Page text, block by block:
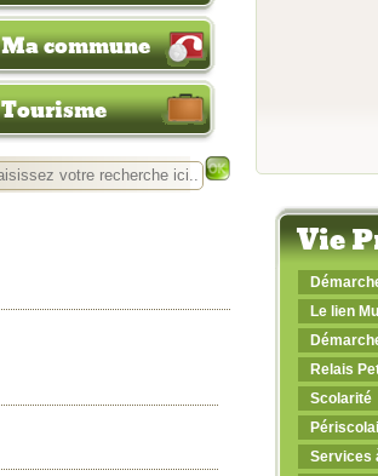
Ma commune
Tourisme
Vie
Le lien
Relais
Scolarité
Services